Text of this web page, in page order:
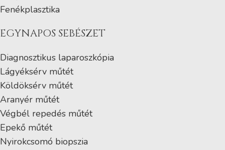
Fenékplasztika
EGYNAPOS SEBÉSZET
Diagnosztikus laparoszkópia
Lágyéksérv műtét
Köldöksérv műtét
Aranyér műtét
Végbél repedés műtét
Epekő műtét
Nyirokcsomó biopszia